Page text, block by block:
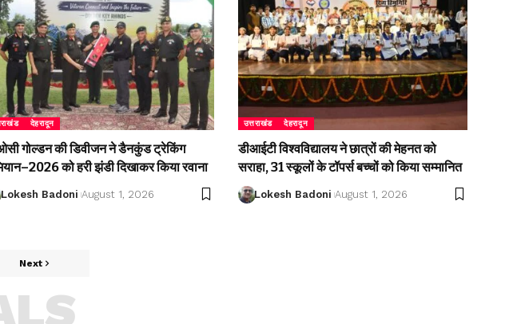
देहरादून
गोल्डन की डिवीजन ने डैनकुंड ट्रेकिंग
को हरी झंडी दिखाकर किया रवाना
Lokesh Badoni August 1, 2026
उत्तराखंड देहरादून
डीआईटी विश्वविद्यालय ने छात्रों की मेहनत को
सराहा, 31 स्कूलों के टॉपर्स बच्चों को किया सम्मानित
Lokesh Badoni August 1, 2026
Next